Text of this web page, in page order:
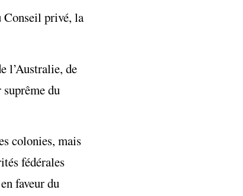
Conseil privé, la
l’Australie, de
du
colonies, mais
fédérales
faveur du